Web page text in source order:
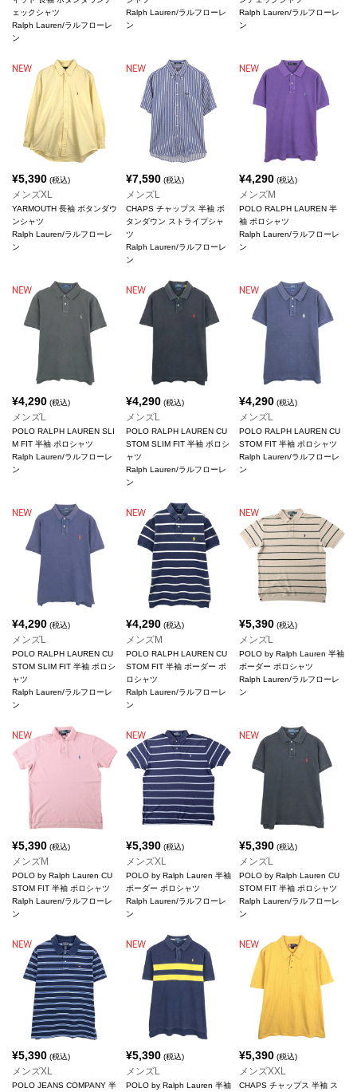
ェックシャツ
Ralph Lauren/ラルフローレ
ン
Ralph Lauren/ラルフローレ
ン
Ralph Lauren/ラルフローレ
ン
¥5,390 (税込)
メンズXL
YARMOUTH 長袖 ボタンダウ
ンシャツ
Ralph Lauren/ラルフローレ
ン
¥7,590(税込)
メンズL
CHAPS チャップス 半袖 ボ
タンダウン ストライプシャ
ツ
Ralph Lauren/ラルフローレ
ン
¥4,290 (税込)
メンズM
POLO RALPH LAUREN 半
袖 ポロシャツ
Ralph Lauren/ラルフローレ
ン
¥4,290 (税込)
メンズL
POLO RALPH LAUREN SLI
M FIT 半袖 ポロシャツ
Ralph Lauren/ラルフローレ
ン
¥4,290(税込)
メンズL
POLO RALPH LAUREN CU
STOM SLIM FIT 半袖 ポロシ
ャツ
Ralph Lauren/ラルフローレ
ン
¥4,290 (税込)
メンズL
POLO RALPH LAUREN CU
STOM FIT 半袖 ポロシャツ
Ralph Lauren/ラルフローレ
ン
¥4,290 (税込)
メンズL
POLO RALPH LAUREN CU
STOM SLIM FIT 半袖 ポロシ
ャツ
Ralph Lauren/ラルフローレ
ン
¥4,290(税込)
メンズM
POLO RALPH LAUREN CU
STOM FIT 半袖 ボーダー ポ
ロシャツ
Ralph Lauren/ラルフローレ
ン
¥5,390 (税込)
メンズL
POLO by Ralph Lauren 半袖
ボーダー ポロシャツ
Ralph Lauren/ラルフローレ
ン
¥5,390 (税込)
メンズM
POLO by Ralph Lauren CU
STOM FIT 半袖 ポロシャツ
Ralph Lauren/ラルフローレ
ン
¥5,390(税込)
メンズXL
POLO by Ralph Lauren 半袖
ボーダー ポロシャツ
Ralph Lauren/ラルフローレ
ン
¥5,390 (税込)
メンズL
POLO by Ralph Lauren CU
STOM FIT 半袖 ポロシャツ
Ralph Lauren/ラルフローレ
ン
¥5,390 (税込)
メンズXL
POLO JEANS COMPANY 半
¥5,390(税込)
メンズL
POLO by Ralph Lauren 半袖
¥5,390 (税込)
メンズXXL
CHAPS チャップス 半袖 ス